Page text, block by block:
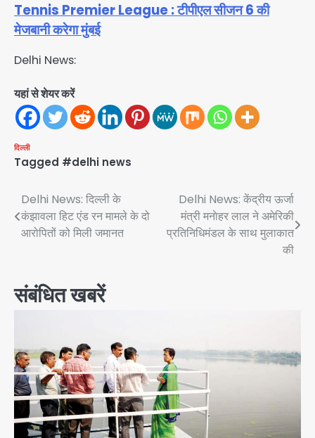
Tennis Premier League : टीपीएल सीजन 6 की
मेजबानी करेगा मुंबई
Delhi News:
यहां से शेयर करें
दिल्ली
Tagged #delhi news
Post
navigation
Delhi News: दिल्ली के
कंझावला हिट एंड रन मामले के दो
आरोपितों को मिली जमानत
Delhi News: केंद्रीय ऊर्जा
मंत्री मनाेहर लाल ने अमेरिकी
प्रतिनिधिमंडल के साथ मुलाकात
की
संबंधित खबरें